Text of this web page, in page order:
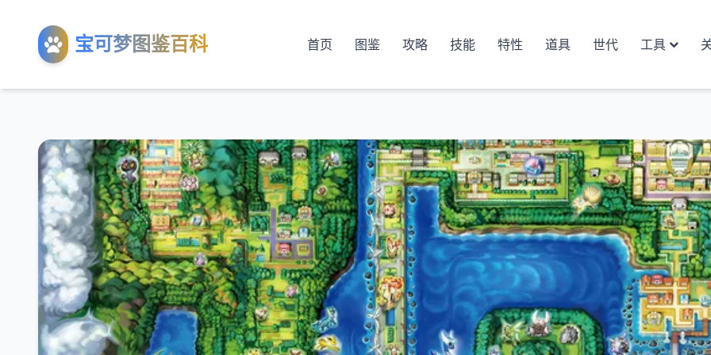
宝可梦图鉴百科 首页 图鉴 攻略 技能 特性 道具 世代 工具